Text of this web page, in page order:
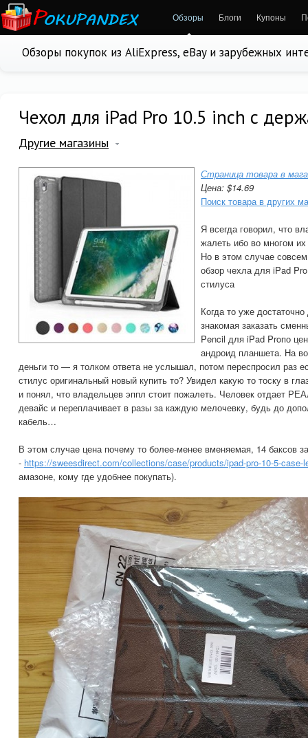
Обзоры Блоги Купоны
Обзоры покупок из AliExpress, eBay и зарубежных
Чехол для iPad Pro 10.5 inch с
Другие магазины
Страница товара в
Цена: $14.69
Поиск товара в других
Я всегда говорил, что
жалеть ибо во многом
Но в этом случае
обзор чехла для iPad
стилуса
Когда то уже
знакомая заказать
Pencil для iPad Proпо
андроид планшета. На
деньги то — я толком ответа не услышал, потом переспросил раз
стилус оригинальный новый купить то? Увидел какую то тоску в
и понял, что владельцев эппл стоит пожалеть. Человек отдает
девайс и переплачивает в разы за каждую мелочевку, будь до
кабель…
В этом случае цена почему то более-менее вменяемая, 14 баксов
- https://sweesdirect.com/collections/case/products/ipad-pro-10-5-case-
амазоне, кому где удобнее покупать).